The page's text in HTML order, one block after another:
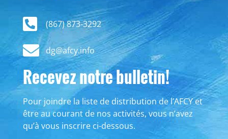
(867) 873-3292
dg@afcy.info
Recevez notre bulletin!
Pour joindre la liste de distribution de l’AFCY et
être au courant de nos activités, vous n’avez
qu’à vous inscrire ci-dessous.